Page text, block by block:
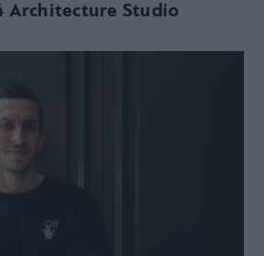
Architecture Studio